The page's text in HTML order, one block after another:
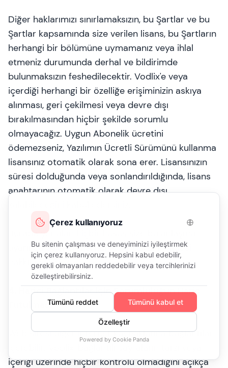
Diğer haklarımızı sınırlamaksızın, bu Şartlar ve bu
Şartlar kapsamında size verilen lisans, bu Şartların
herhangi bir bölümüne uymamanız veya ihlal
etmeniz durumunda derhal ve bildirimde
bulunmaksızın feshedilecektir. Vodlix'e veya
içerdiği herhangi bir özelliğe erişiminizin askıya
alınması, geri çekilmesi veya devre dışı
bırakılmasından hiçbir şekilde sorumlu
olmayacağız. Uygun Abonelik ücretini
ödemezseniz, Yazılımın Ücretli Sürümünü kullanma
lisansınız otomatik olarak sona erer. Lisansınızın
süresi dolduğunda veya sonlandırıldığında, lisans
anahtarının otomatik olarak devre dışı
uyarınca ödenen herhangi bir paranın iadesi
hakkını vermez.
4. Harici Bağlantılar için Sorumluluğun Hariç
Tutulması
Web sitesi diğer internet kaynaklarına bağlantılar
içeriği üzerinde hiçbir kontrolü olmadığını açıkça